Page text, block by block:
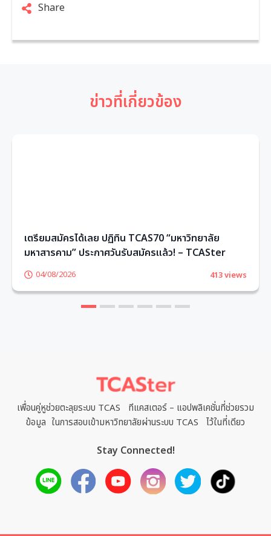
Share
ข่าวที่เกี่ยวข้อง
เตรียมสมัครได้เลย ปฏิทิน TCAS70 “มหาวิทยาลัย
มหาสารคาม” ประกาศวันรับสมัครแล้ว! – TCASter
04/08/2026 413 views
3 4 5 6
เพื่อนคู่หูช่วยตะลุยระบบ TCAS ทีแคสเตอร์ – แอปพลิเคชั่นที่ช่วยรวม
ข้อมูล ในการสอบเข้ามหาวิทยาลัยผ่านระบบ TCAS ไว้ในที่เดียว
Stay Connected!